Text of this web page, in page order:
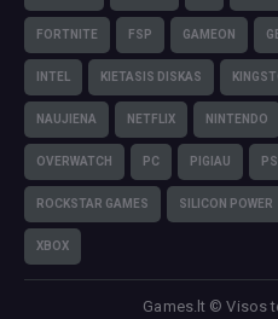
FORTNITE FSP GAMEON
INTEL KIETASIS DISKAS
NAUJIENA NETFLIX NINTENDO
OVERWATCH PC PIGIAU
ROCKSTAR GAMES SILICON POWER
XBOX
Games.lt © Visos